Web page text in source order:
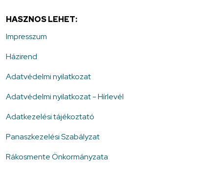
HASZNOS LEHET:
Impresszum
Házirend
Adatvédelmi nyilatkozat
Adatvédelmi nyilatkozat - Hírlevél
Adatkezelési tájékoztató
Panaszkezelési Szabályzat
Rákosmente Önkormányzata